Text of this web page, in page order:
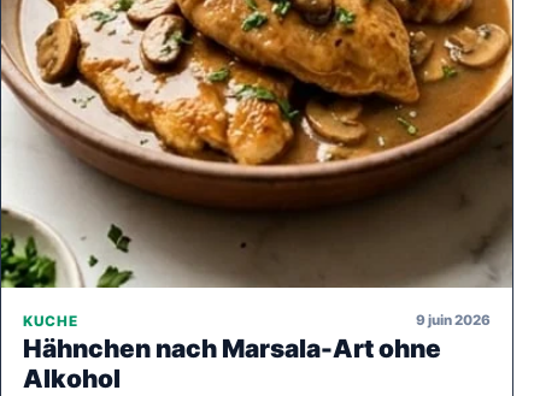
KUCHE 9 juin 2026
Hähnchen nach Marsala-Art ohne
Alkohol